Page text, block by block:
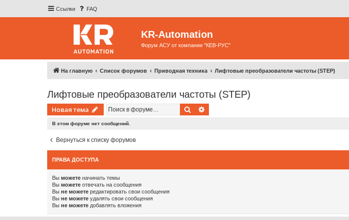
Ссылки FAQ
KR-Automation
Форум АСУ от компании "КЕВ-РУС"
На главную Список форумов Приводная техника Лифтовые преобразователи частоты (STEP)
Лифтовые преобразователи частоты (STEP)
Новая тема Поиск
В этом форуме нет сообщений.
Вернуться к списку форумов
ПРАВА ДОСТУПА
Вы можете начинать темы
Вы можете отвечать на сообщения
Вы не можете редактировать свои сообщения
Вы не можете удалять свои сообщения
Вы не можете добавлять вложения